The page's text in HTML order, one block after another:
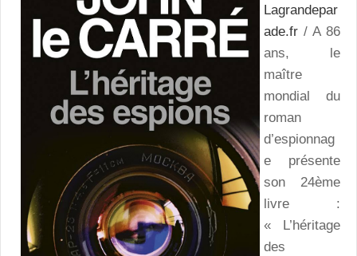
Lagrandepar
ade.fr / A 86
ans, le
maître
mondial du
roman
d’espionnag
e présente
son 24ème
livre :
« L’héritage
des